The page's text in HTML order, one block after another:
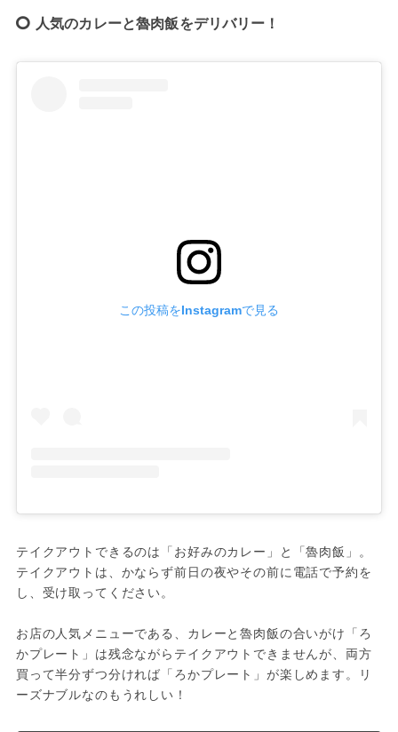
人気のカレーと魯肉飯をデリバリー！
この投稿をInstagramで見る
テイクアウトできるのは「お好みのカレー」と「魯肉飯」。
テイクアウトは、かならず前日の夜やその前に電話で予約を
し、受け取ってください。
お店の人気メニューである、カレーと魯肉飯の合いがけ「ろ
かプレート」は残念ながらテイクアウトできませんが、両方
買って半分ずつ分ければ「ろかプレート」が楽しめます。リ
ーズナブルなのもうれしい！